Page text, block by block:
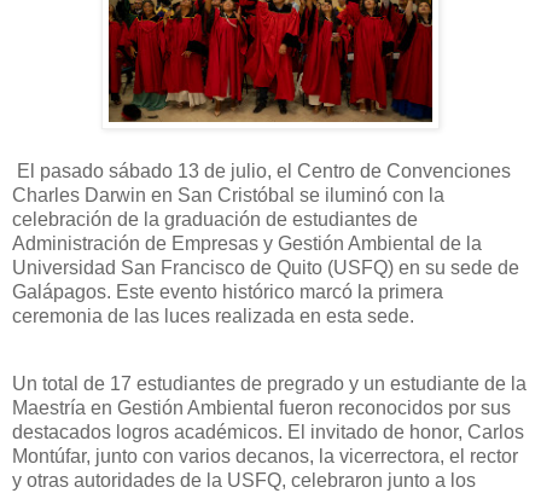
El pasado sábado 13 de julio, el Centro de Convenciones
Charles Darwin en San Cristóbal se iluminó con la
celebración de la graduación de estudiantes de
Administración de Empresas y Gestión Ambiental de la
Universidad San Francisco de Quito (USFQ) en su sede de
Galápagos. Este evento histórico marcó la primera
ceremonia de las luces realizada en esta sede.
Un total de 17 estudiantes de pregrado y un estudiante de la
Maestría en Gestión Ambiental fueron reconocidos por sus
destacados logros académicos. El invitado de honor, Carlos
Montúfar, junto con varios decanos, la vicerrectora, el rector
y otras autoridades de la USFQ, celebraron junto a los